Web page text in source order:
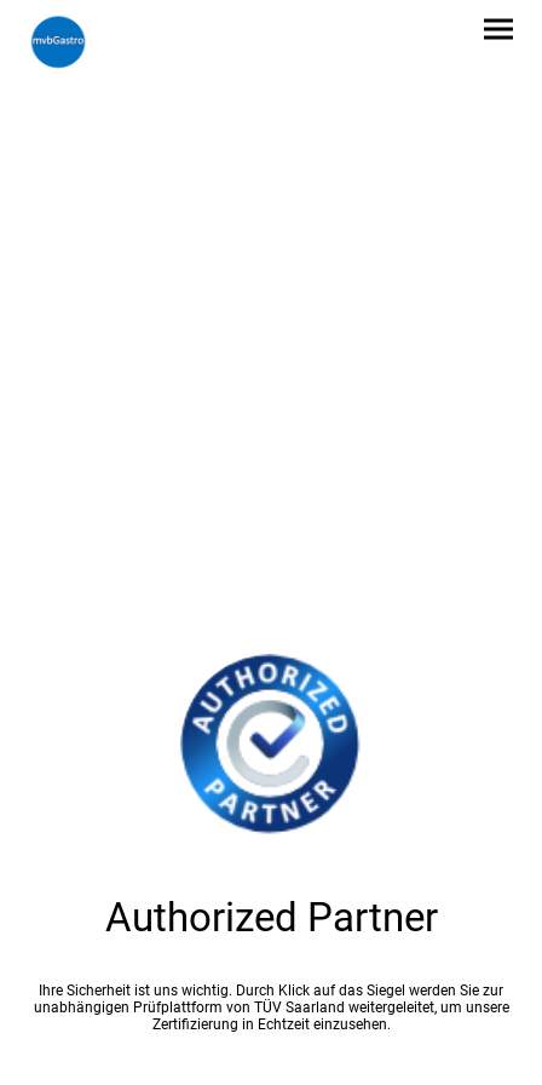
Authorized Partner
Ihre Sicherheit ist uns wichtig. Durch Klick auf das Siegel werden Sie zur
unabhängigen Prüfplattform von TÜV Saarland weitergeleitet, um unsere
Zertifizierung in Echtzeit einzusehen.